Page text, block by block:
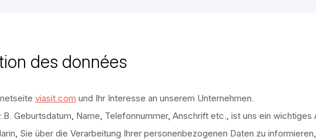
des données
viasit.com und Ihr Interesse an unserem Unternehmen.
Geburtsdatum, Name, Telefonnummer, Anschrift etc., ist uns ein wichtiges
Sie über die Verarbeitung Ihrer personenbezogenen Daten zu